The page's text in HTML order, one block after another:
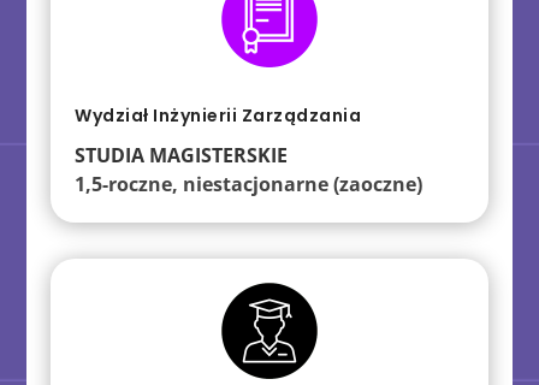
Wydział Inżynierii Zarządzania
STUDIA MAGISTERSKIE
1,5-roczne, niestacjonarne (zaoczne)